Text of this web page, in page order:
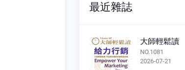
最近雜誌
大師輕鬆讀
NO.1081
2026-07-21